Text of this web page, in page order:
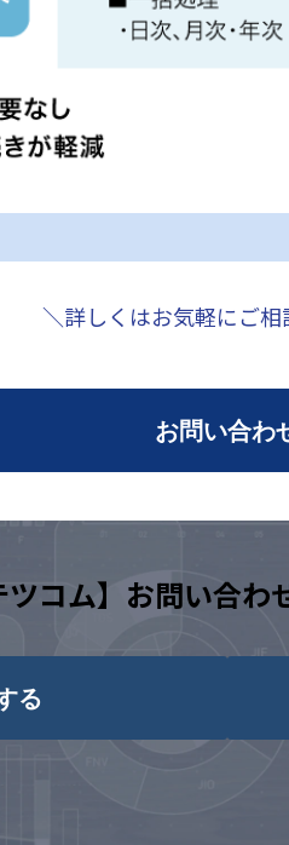
＼詳しくはお気軽にご
お問い合わ
ツコム】お問い合
る